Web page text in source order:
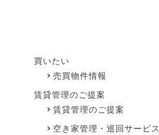
買いたい
売買物件情報
賃貸管理のご提案
賃貸管理のご提案
空き家管理・巡回サービス